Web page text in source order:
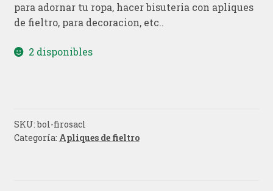
para adornar tu ropa, hacer bisuteria con apliques
de fieltro, para decoracion, etc..
2 disponibles
SKU:bol-firosacl
Categoría: Apliques de fieltro